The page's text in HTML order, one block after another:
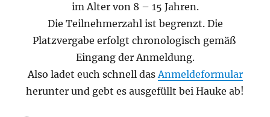
im Alter von 8 – 15 Jahren.
Die Teilnehmerzahl ist begrenzt. Die
Platzvergabe erfolgt chronologisch gemäß
Eingang der Anmeldung.
Also ladet euch schnell dasAnmeldeformular
herunter und gebt es ausgefüllt bei Hauke ab!